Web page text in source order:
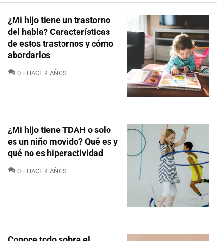
¿Mi hijo tiene un trastorno
del habla? Características
de estos trastornos y cómo
abordarlos
0 COMENTARIOS
HACE 4 AÑOS
¿Mi hijo tiene TDAH o solo
es un niño movido? Qué es y
qué no es hiperactividad
0 COMENTARIOS
HACE 4 AÑOS